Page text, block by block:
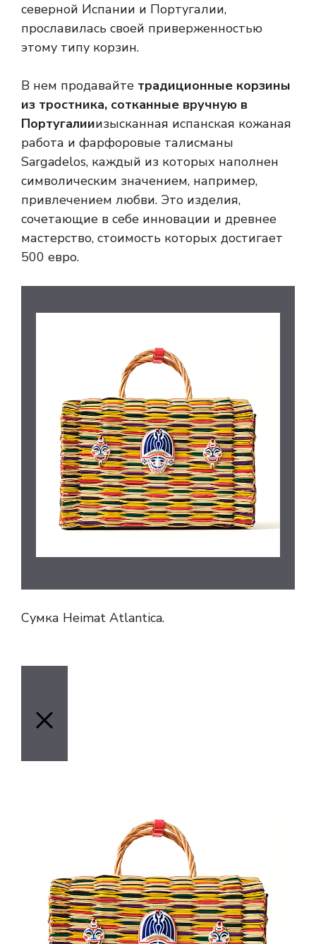
северной Испании и Португалии,
прославилась своей приверженностью
этому типу корзин.
В нем продавайте традиционные корзины
из тростника, сотканные вручную в
Португалииизысканная испанская кожаная
работа и фарфоровые талисманы
Sargadelos, каждый из которых наполнен
символическим значением, например,
привлечением любви. Это изделия,
сочетающие в себе инновации и древнее
мастерство, стоимость которых достигает
500 евро.
Сумка Heimat Atlantica.